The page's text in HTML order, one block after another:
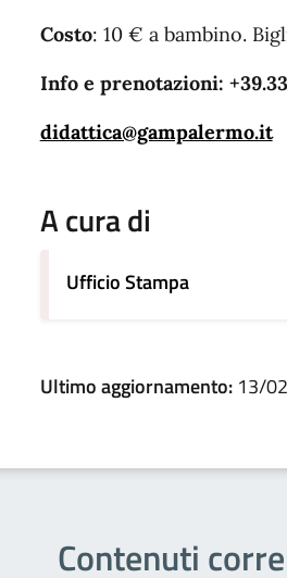
Costo: 10 € a bambino.
Info e prenotazioni:
didattica@gampalermo.it
A cura di
Ufficio Stampa
Ultimo aggiornamento: 13/
Contenuti